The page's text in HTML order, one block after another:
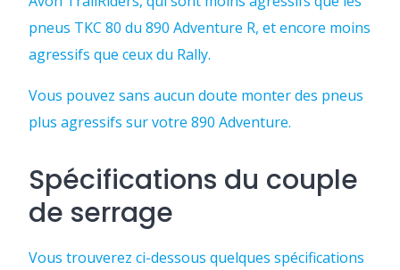
pneus TKC 80 du 890 Adventure R, et encore moins
agressifs que ceux du Rally.
Vous pouvez sans aucun doute monter des pneus
plus agressifs sur votre 890 Adventure.
Spécifications du couple
de serrage
Vous trouverez ci-dessous quelques spécifications